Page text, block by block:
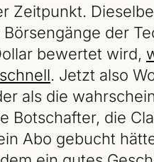
Zeitpunkt.
der
bewertet wird,
. Jetzt also
als die
Botschafter, die
Abo gebucht